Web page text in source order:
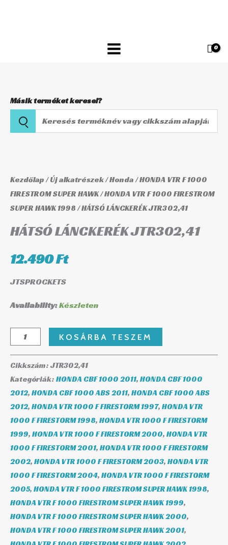
Másik terméket keresel?
Keresés
terméknév
alapján
Kezdőlap/Új alkatrészek/Honda/HONDA VTR F 1000
FIRESTROM SUPER HAWK/HONDA VTR F 1000 FIRESTROM
SUPER HAWK 1998/ HÁTSÓ LÁNCKERÉK JTR302,41
HÁTSÓ LÁNCKERÉK JTR302,41
12.490Ft
JTSPROCKETS
Availability:Készleten
JTR302,41
mennyiség
KOSÁRBA TESZEM
Cikkszám: JTR302,41
Kategóriák: HONDA CBF 1000 2011, HONDA CBF 1000
2012, HONDA CBF 1000 ABS 2011, HONDA CBF 1000 ABS
2012, HONDA VTR 1000 F FIRESTORM 1997, HONDA VTR
1000 F FIRESTORM 1998, HONDA VTR 1000 F FIRESTORM
1999, HONDA VTR 1000 F FIRESTORM 2000, HONDA VTR
1000 F FIRESTORM 2001, HONDA VTR 1000 F FIRESTORM
2002, HONDA VTR 1000 F FIRESTORM 2003, HONDA VTR
1000 F FIRESTORM 2004, HONDA VTR 1000 F FIRESTORM
2005, HONDA VTR F 1000 FIRESTROM SUPER HAWK 1998,
HONDA VTR F 1000 FIRESTROM SUPER HAWK 1999,
HONDA VTR F 1000 FIRESTROM SUPER HAWK 2000,
HONDA VTR F 1000 FIRESTROM SUPER HAWK 2001,